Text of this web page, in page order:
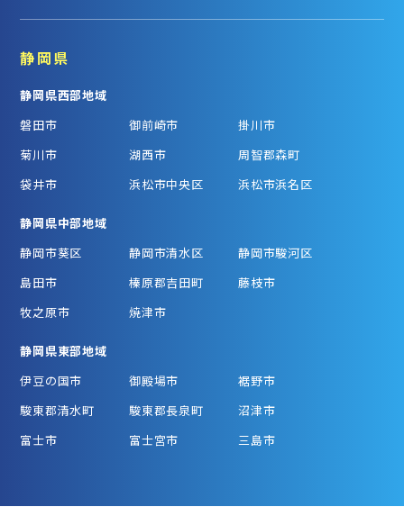
静岡県
静岡県西部地域
磐田市
御前崎市
掛川市
菊川市
湖西市
周智郡森町
袋井市
浜松市中央区 浜松市浜名区
静岡県中部地域
静岡市葵区
静岡市清水区
静岡市駿河区
島田市
榛原郡吉田町
藤枝市
牧之原市
焼津市
静岡県東部地域
伊豆の国市
御殿場市
裾野市
駿東郡清水町
駿東郡長泉町
沼津市
富士市
富士宮市 三島市